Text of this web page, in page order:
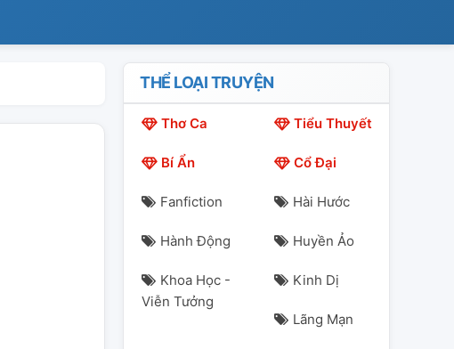
THỂ LOẠI TRUYỆN
Thơ Ca Tiểu Thuyết
Bí Ẩn Cổ Đại
Fanfiction Hài Hước
Hành Động Huyền Ảo
Khoa Học -
Viễn Tưởng
Kinh Dị
Lãng Mạn